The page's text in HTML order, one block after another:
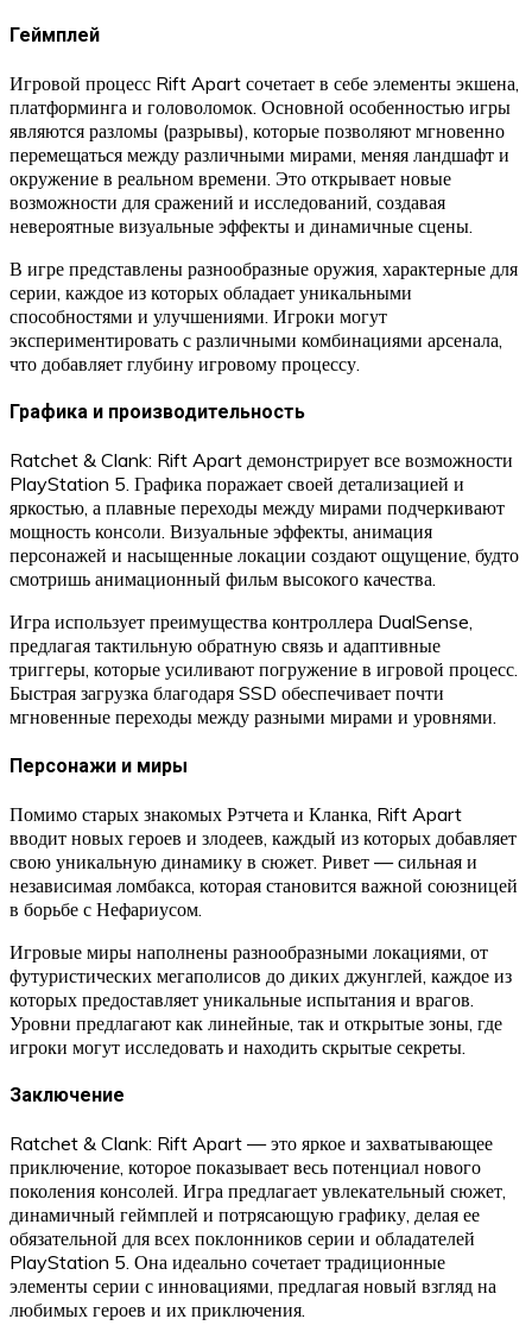
Геймплей
Игровой процесс Rift Apart сочетает в себе элементы экшена,
платформинга и головоломок. Основной особенностью игры
являются разломы (разрывы), которые позволяют мгновенно
перемещаться между различными мирами, меняя ландшафт и
окружение в реальном времени. Это открывает новые
возможности для сражений и исследований, создавая
невероятные визуальные эффекты и динамичные сцены.
В игре представлены разнообразные оружия, характерные для
серии, каждое из которых обладает уникальными
способностями и улучшениями. Игроки могут
экспериментировать с различными комбинациями арсенала,
что добавляет глубину игровому процессу.
Графика и производительность
Ratchet & Clank: Rift Apart демонстрирует все возможности
PlayStation 5. Графика поражает своей детализацией и
яркостью, а плавные переходы между мирами подчеркивают
мощность консоли. Визуальные эффекты, анимация
персонажей и насыщенные локации создают ощущение, будто
смотришь анимационный фильм высокого качества.
Игра использует преимущества контроллера DualSense,
предлагая тактильную обратную связь и адаптивные
триггеры, которые усиливают погружение в игровой процесс.
Быстрая загрузка благодаря SSD обеспечивает почти
мгновенные переходы между разными мирами и уровнями.
Персонажи и миры
Помимо старых знакомых Рэтчета и Кланка, Rift Apart
вводит новых героев и злодеев, каждый из которых добавляет
свою уникальную динамику в сюжет. Ривет — сильная и
независимая ломбакса, которая становится важной союзницей
в борьбе с Нефариусом.
Игровые миры наполнены разнообразными локациями, от
футуристических мегаполисов до диких джунглей, каждое из
которых предоставляет уникальные испытания и врагов.
Уровни предлагают как линейные, так и открытые зоны, где
игроки могут исследовать и находить скрытые секреты.
Заключение
Ratchet & Clank: Rift Apart — это яркое и захватывающее
приключение, которое показывает весь потенциал нового
поколения консолей. Игра предлагает увлекательный сюжет,
динамичный геймплей и потрясающую графику, делая ее
обязательной для всех поклонников серии и обладателей
PlayStation 5. Она идеально сочетает традиционные
элементы серии с инновациями, предлагая новый взгляд на
любимых героев и их приключения.